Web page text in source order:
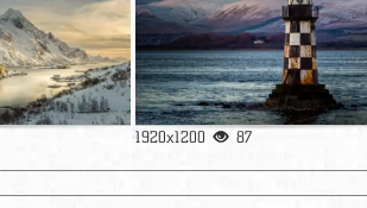
1920x1200 87